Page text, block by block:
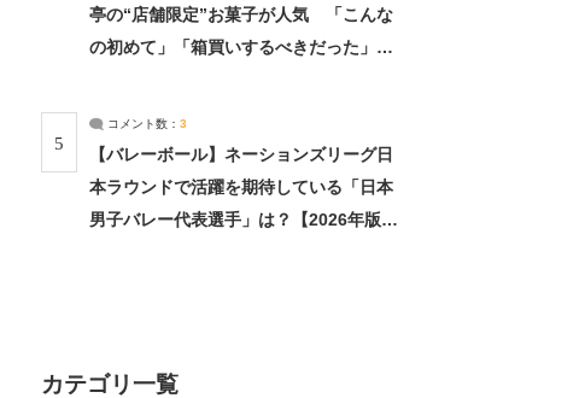
亭の“店舗限定”お菓子が人気 「こんな
の初めて」「箱買いするべきだった」
5
コメント数： 3
【バレーボール】ネーションズリーグ日
本ラウンドで活躍を期待している「日本
男子バレー代表選手」は？【2026年版・
カテゴリ一覧